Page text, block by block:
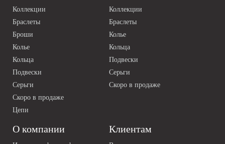
О компании Клиентам
Коллекции
Браслеты
Броши
Колье
Кольца
Подвески
Серьги
Скоро в продаже
Цепи
Коллекции
Браслеты
Колье
Кольца
Подвески
Серьги
Скоро в продаже